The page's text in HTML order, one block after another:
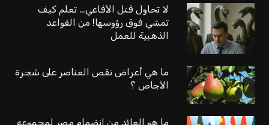
لا تحاول قتل الأفاعي… تعلم كيف
تمشي فوق رؤوسها! من القواعد
الذهبية للعمل
ما هي أعراض نقص العناصر على شجرة
الأجاص ؟
ما هو العائد من انضمام مصر لمجموعه